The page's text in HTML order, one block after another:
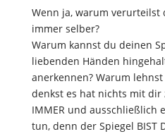
Wenn ja, warum verurteilst
immer selber?
Warum kannst du deinen
liebenden Händen
anerkennen? Warum
denkst es hat nichts mit dir
IMMER und ausschließlich
tun, denn der Spiegel BIST